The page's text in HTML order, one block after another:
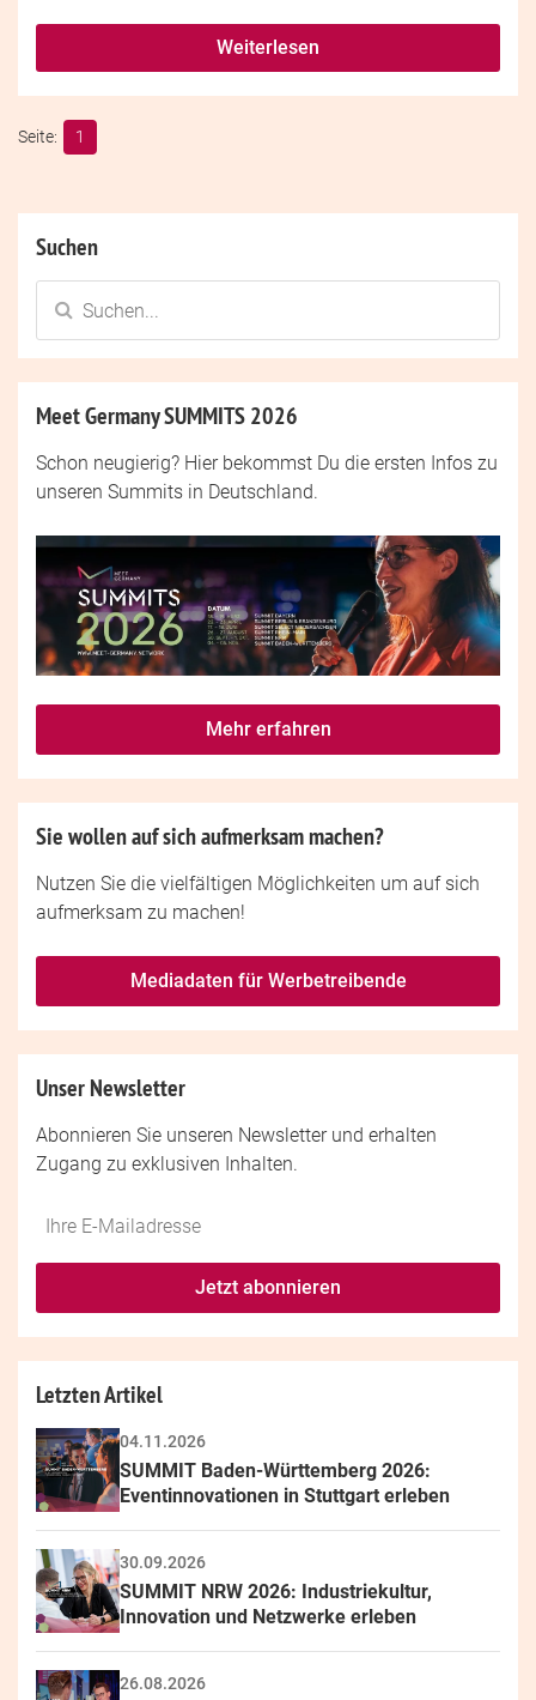
Weiterlesen
1
Suchen
Meet Germany SUMMITS 2026
Schon neugierig? Hier bekommst Du die ersten Infos zu
unseren Summits in Deutschland.
Mehr erfahren
Sie wollen auf sich aufmerksam machen?
Nutzen Sie die vielfältigen Möglichkeiten um auf sich
aufmerksam zu machen!
Mediadaten für Werbetreibende
Unser Newsletter
Abonnieren Sie unseren Newsletter und erhalten
Zugang zu exklusiven Inhalten.
Do
fill
*Ihre
Mailadresse:
Jetzt abonnieren
Letzten Artikel
04.11.2026
SUMMIT Baden-Württemberg 2026:
Eventinnovationen in Stuttgart erleben
30.09.2026
SUMMIT NRW 2026: Industriekultur,
Innovation und Netzwerke erleben
26.08.2026